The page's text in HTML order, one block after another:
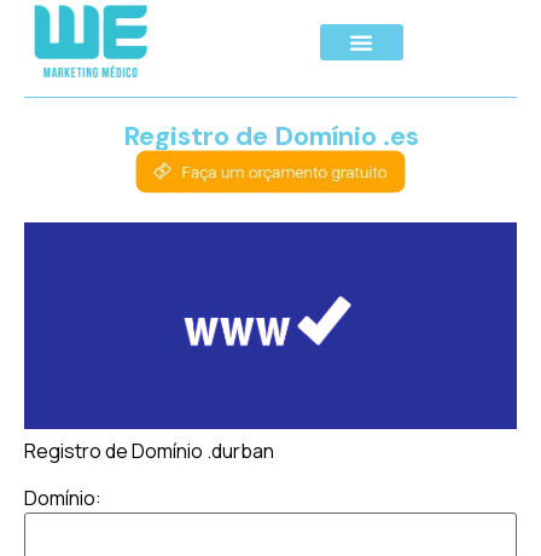
Registro de Domínio .es
Registro de Domínio .durban
Domínio: